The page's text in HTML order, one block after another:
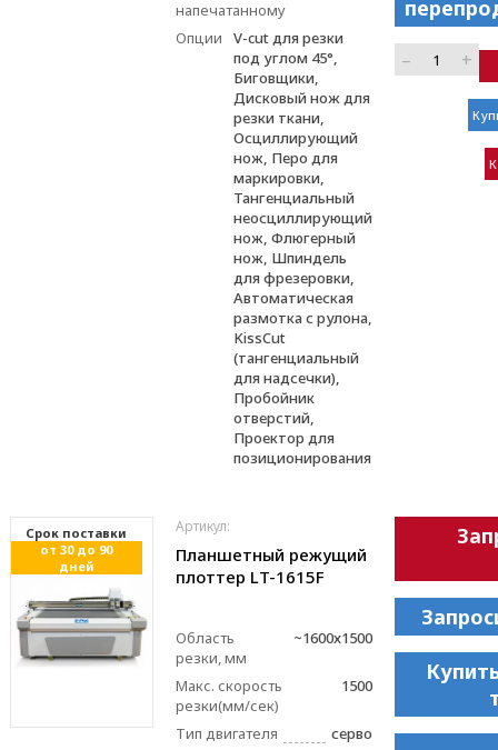
напечатанному
Опции
V-cut для резки
под углом 45°,
Биговщики,
Дисковый нож для
резки ткани,
Осциллирующий
нож, Перо для
маркировки,
Тангенциальный
неосциллирующий
нож, Флюгерный
нож, Шпиндель
для фрезеровки,
Автоматическая
размотка с рулона,
KissCut
(тангенциальный
для надсечки),
Пробойник
отверстий,
Проектор для
позиционирования
– +
Cрок поставки
от 30 до 90
дней
Артикул:
Планшетный режущий
плоттер LT-1615F
Область
резки, мм
~1600х1500
Макс. скорость
резки(мм/сек)
1500
Тип двигателя
серво